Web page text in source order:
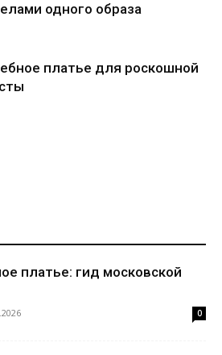
одного образа
платье для роскошной
платье: гид московской
0